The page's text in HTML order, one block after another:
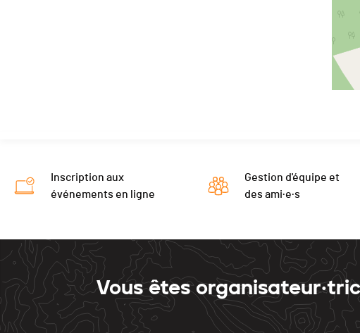
Inscription aux
événements en ligne
Gestion d'équipe et
des ami·e·s
Vous êtes